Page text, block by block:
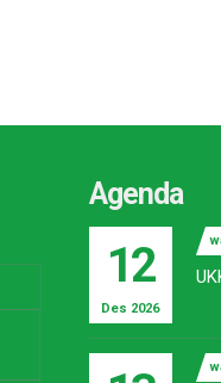
Agenda
12
Des 2026